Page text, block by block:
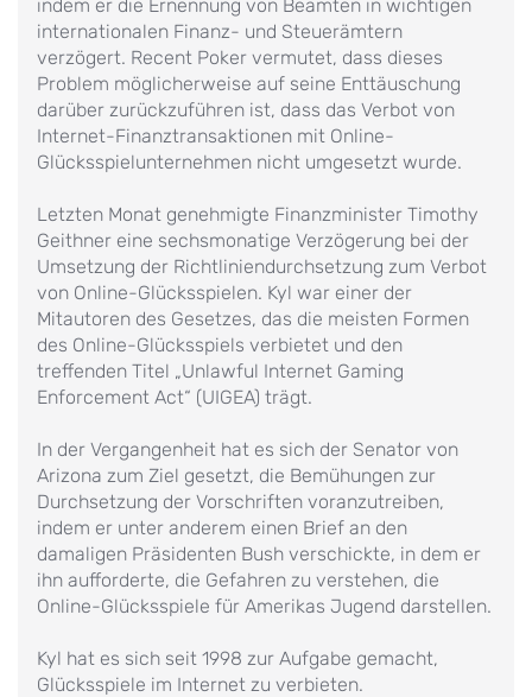
indem er die Ernennung von Beamten in wichtigen
internationalen Finanz- und Steuerämtern
verzögert. Recent Poker vermutet, dass dieses
Problem möglicherweise auf seine Enttäuschung
darüber zurückzuführen ist, dass das Verbot von
Internet-Finanztransaktionen mit Online-
Glücksspielunternehmen nicht umgesetzt wurde.
Letzten Monat genehmigte Finanzminister Timothy
Geithner eine sechsmonatige Verzögerung bei der
Umsetzung der Richtliniendurchsetzung zum Verbot
von Online-Glücksspielen. Kyl war einer der
Mitautoren des Gesetzes, das die meisten Formen
des Online-Glücksspiels verbietet und den
treffenden Titel „Unlawful Internet Gaming
Enforcement Act“ (UIGEA) trägt.
In der Vergangenheit hat es sich der Senator von
Arizona zum Ziel gesetzt, die Bemühungen zur
Durchsetzung der Vorschriften voranzutreiben,
indem er unter anderem einen Brief an den
damaligen Präsidenten Bush verschickte, in dem er
ihn aufforderte, die Gefahren zu verstehen, die
Online-Glücksspiele für Amerikas Jugend darstellen.
Kyl hat es sich seit 1998 zur Aufgabe gemacht,
Glücksspiele im Internet zu verbieten.